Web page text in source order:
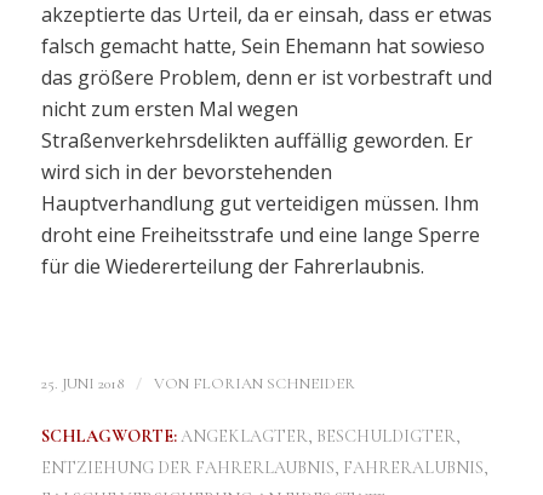
akzeptierte das Urteil, da er einsah, dass er etwas
falsch gemacht hatte, Sein Ehemann hat sowieso
das größere Problem, denn er ist vorbestraft und
nicht zum ersten Mal wegen
Straßenverkehrsdelikten auffällig geworden. Er
wird sich in der bevorstehenden
Hauptverhandlung gut verteidigen müssen. Ihm
droht eine Freiheitsstrafe und eine lange Sperre
für die Wiedererteilung der Fahrerlaubnis.
25. JUNI 2018 / VON FLORIAN SCHNEIDER
SCHLAGWORTE: ANGEKLAGTER, BESCHULDIGTER,
ENTZIEHUNG DER FAHRERLAUBNIS, FAHRERALUBNIS,